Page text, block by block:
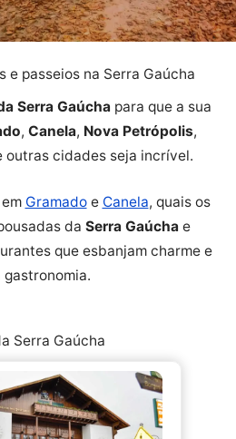
e passeios na Serra Gaúcha
Serra Gaúcha para que a sua
, Canela, Nova Petrópolis,
outras cidades seja incrível.
Gramadoe Canela, quais os
da Serra Gaúcha e
que esbanjam charme e
gastronomia.
Serra Gaúcha